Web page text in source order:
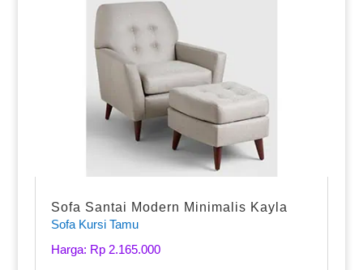
Sofa Santai Modern Minimalis Kayla
Sofa Kursi Tamu
Harga: Rp 2.165.000